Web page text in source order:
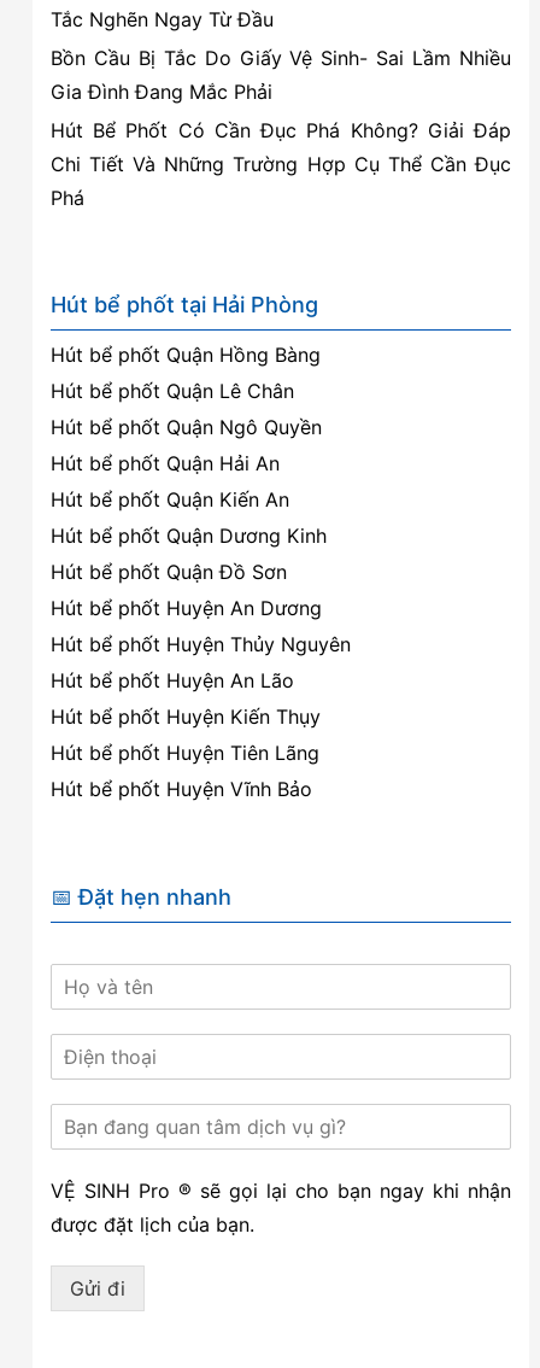
Tắc Nghẽn Ngay Từ Đầu
Bồn Cầu Bị Tắc Do Giấy Vệ Sinh- Sai Lầm Nhiều
Gia Đình Đang Mắc Phải
Hút Bể Phốt Có Cần Đục Phá Không? Giải Đáp
Chi Tiết Và Những Trường Hợp Cụ Thể Cần Đục
Phá
Hút bể phốt tại Hải Phòng
Hút bể phốt Quận Hồng Bàng
Hút bể phốt Quận Lê Chân
Hút bể phốt Quận Ngô Quyền
Hút bể phốt Quận Hải An
Hút bể phốt Quận Kiến An
Hút bể phốt Quận Dương Kinh
Hút bể phốt Quận Đồ Sơn
Hút bể phốt Huyện An Dương
Hút bể phốt Huyện Thủy Nguyên
Hút bể phốt Huyện An Lão
Hút bể phốt Huyện Kiến Thụy
Hút bể phốt Huyện Tiên Lãng
Hút bể phốt Huyện Vĩnh Bảo
📅 Đặt hẹn nhanh
VỆ SINH Pro ® sẽ gọi lại cho bạn ngay khi nhận
được đặt lịch của bạn.
Gửi đi